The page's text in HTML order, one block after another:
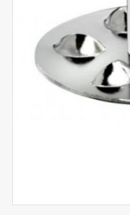
Op Tafel
Koffie & Thee